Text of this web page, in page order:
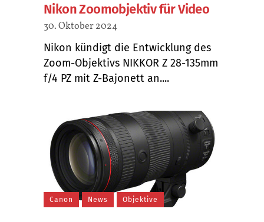
Nikon Zoomobjektiv für Video
30. Oktober 2024
Nikon kündigt die Entwicklung des
Zoom-Objektivs NIKKOR Z 28-135mm
f/4 PZ mit Z-Bajonett an....
Canon News Objektive